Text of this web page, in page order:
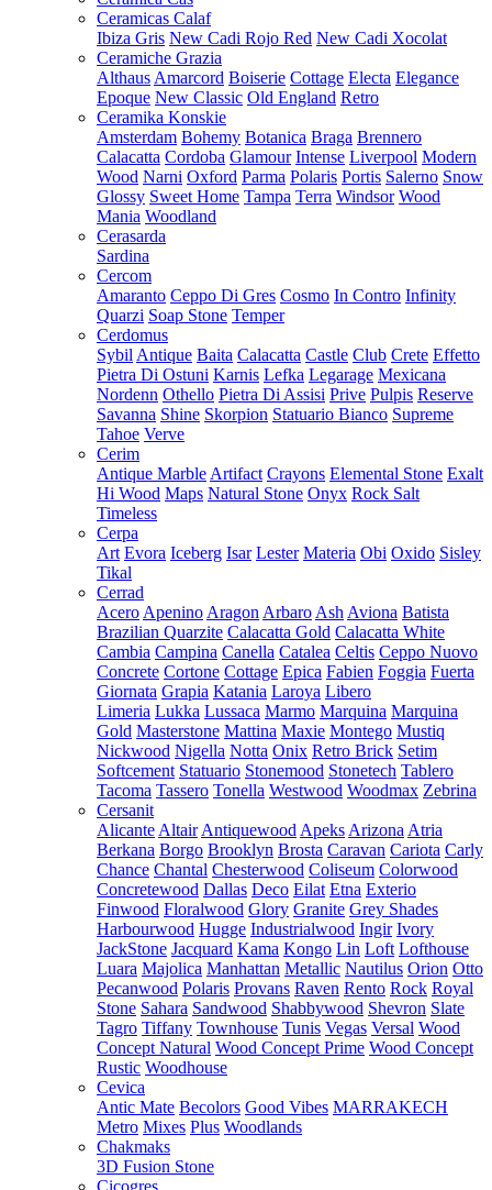
Ceramicas Calaf
Ibiza Gris New Cadi Rojo Red New Cadi Xocolat
Ceramiche Grazia
Althaus Amarcord Boiserie Cottage Electa Elegance
Epoque New Classic Old England Retro
Ceramika Konskie
Amsterdam Bohemy Botanica Braga Brennero
Calacatta Cordoba Glamour Intense Liverpool Modern
Wood Narni Oxford Parma Polaris Portis Salerno Snow
Glossy Sweet Home Tampa Terra Windsor Wood
Mania Woodland
Cerasarda
Sardina
Cercom
Amaranto Ceppo Di Gres Cosmo In Contro Infinity
Quarzi Soap Stone Temper
Cerdomus
Sybil Antique Baita Calacatta Castle Club Crete Effetto
Pietra Di Ostuni Karnis Lefka Legarage Mexicana
Nordenn Othello Pietra Di Assisi Prive Pulpis Reserve
Savanna Shine Skorpion Statuario Bianco Supreme
Tahoe Verve
Cerim
Antique Marble Artifact Crayons Elemental Stone Exalt
Hi Wood Maps Natural Stone Onyx Rock Salt
Timeless
Cerpa
Art Evora Iceberg Isar Lester Materia Obi Oxido Sisley
Tikal
Cerrad
Acero Apenino Aragon Arbaro Ash Aviona Batista
Brazilian Quarzite Calacatta Gold Calacatta White
Cambia Campina Canella Catalea Celtis Ceppo Nuovo
Concrete Cortone Cottage Epica Fabien Foggia Fuerta
Giornata Grapia Katania Laroya Libero
Limeria Lukka Lussaca Marmo Marquina Marquina
Gold Masterstone Mattina Maxie Montego Mustiq
Nickwood Nigella Notta Onix Retro Brick Setim
Softcement Statuario Stonemood Stonetech Tablero
Tacoma Tassero Tonella Westwood Woodmax Zebrina
Cersanit
Alicante Altair Antiquewood Apeks Arizona Atria
Berkana Borgo Brooklyn Brosta Caravan Cariota Carly
Chance Chantal Chesterwood Coliseum Colorwood
Concretewood Dallas Deco Eilat Etna Exterio
Finwood Floralwood Glory Granite Grey Shades
Harbourwood Hugge Industrialwood Ingir Ivory
JackStone Jacquard Kama Kongo Lin Loft Lofthouse
Luara Majolica Manhattan Metallic Nautilus Orion Otto
Pecanwood Polaris Provans Raven Rento Rock Royal
Stone Sahara Sandwood Shabbywood Shevron Slate
Tagro Tiffany Townhouse Tunis Vegas Versal Wood
Concept Natural Wood Concept Prime Wood Concept
Rustic Woodhouse
Cevica
Antic Mate Becolors Good Vibes MARRAKECH
Metro Mixes Plus Woodlands
Chakmaks
3D Fusion Stone